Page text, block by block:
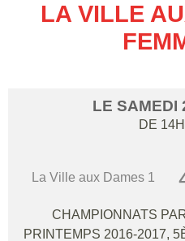
LA VILLE
LE SAMEDI
DE
La Ville aux Dames 1
CHAMPIONNATS
PRINTEMPS 2016-2017,